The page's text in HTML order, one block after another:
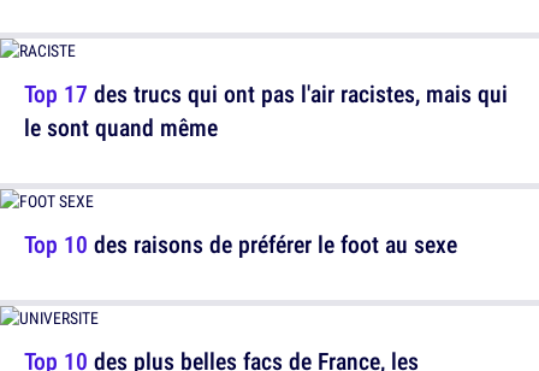
Top 10 des raisons de préférer le foot au sexe
Top 17 des trucs qui ont pas l'air racistes, mais qui
le sont quand même
Top 10 des plus belles facs de France, les